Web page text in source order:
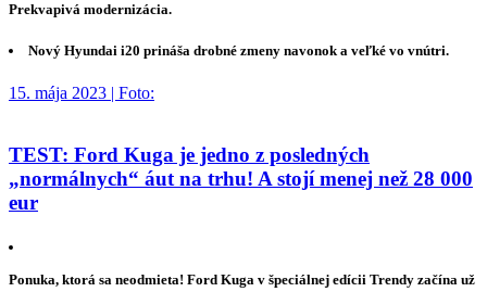
Prekvapivá modernizácia.
Nový Hyundai i20 prináša drobné zmeny navonok a veľké vo vnútri.
15. mája 2023 | Foto:
TEST: Ford Kuga je jedno z posledných
„normálnych“ áut na trhu! A stojí menej než 28 000
eur
Ponuka, ktorá sa neodmieta! Ford Kuga v špeciálnej edícii Trendy začína už